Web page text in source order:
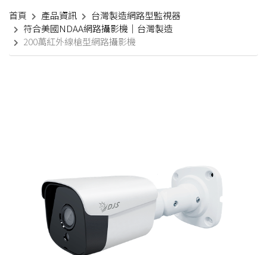
首頁 產品資訊
台灣製造網路型監視器
符合美國NDAA網路攝影機｜台灣製造
200萬紅外線槍型網路攝影機